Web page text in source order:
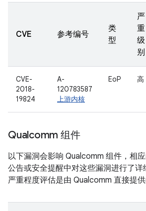
CVE 参考编号
类
型
严
重
级
别
CVE-
2018-
19824
A-
120783587
上游内核
EoP 高
Qualcomm 组件
以下漏洞会影响 Qualcomm 组件，相
公告或安全提醒中对这些漏洞进行了详
严重程度评估是由 Qualcomm 直接提供